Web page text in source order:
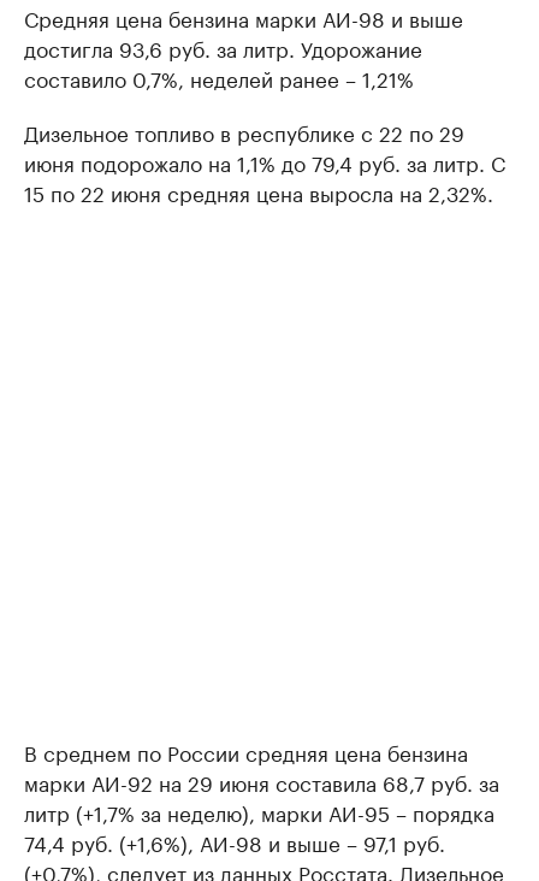
Средняя цена бензина марки АИ-98 и выше
достигла 93,6 руб. за литр. Удорожание
составило 0,7%, неделей ранее – 1,21%
Дизельное топливо в республике с 22 по 29
июня подорожало на 1,1% до 79,4 руб. за литр. С
15 по 22 июня средняя цена выросла на 2,32%.
В среднем по России средняя цена бензина
марки АИ-92 на 29 июня составила 68,7 руб. за
литр (+1,7% за неделю), марки АИ-95 – порядка
74,4 руб. (+1,6%), АИ-98 и выше – 97,1 руб.
(+0,7%), следует из данных Росстата. Дизельное